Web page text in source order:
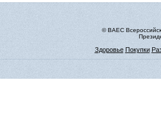
© ВАЕС
Здоровье Покупки